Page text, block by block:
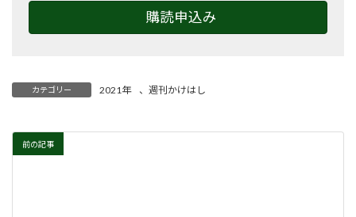
購読申込み
カテゴリー 2021年 、 週刊かけはし
前の記事